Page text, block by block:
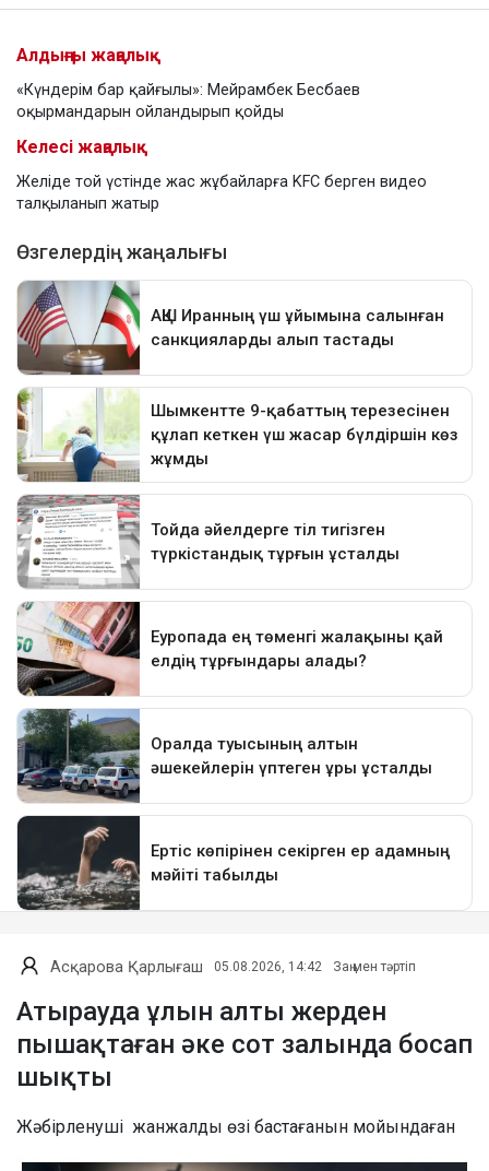
Алдыңғы жаңалық
«Күндерім бар қайғылы»: Мейрамбек Бесбаев
оқырмандарын ойландырып қойды
Келесі жаңалық
Желіде той үстінде жас жұбайларға KFC берген видео
талқыланып жатыр
Асқарова Қарлығаш 05.08.2026, 14:42 Заң мен тәртіп
Атырауда ұлын алты жерден
пышақтаған әке сот залында босап
шықты
Жәбірленуші жанжалды өзі бастағанын мойындаған